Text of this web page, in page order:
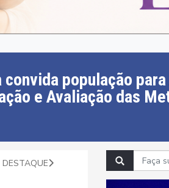
população
e Avaliação das
DESTAQUE